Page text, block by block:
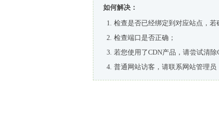
如何解决：
检查是否已经绑定到对应站点，
检查端口是否正确；
若您使用了CDN产品，请尝试清除
普通网站访客，请联系网站管理员